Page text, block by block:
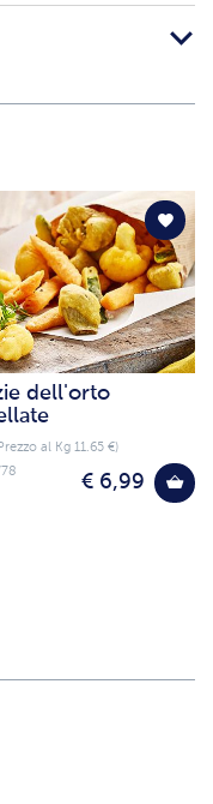
dell'orto
al Kg 11.65 €)
€ 6,99